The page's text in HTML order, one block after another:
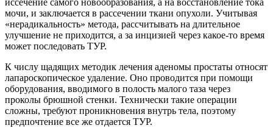
иссечение самого новообразования, а на восстановление тока
мочи, и заключается в рассечении ткани опухоли. Учитывая
«нерадикальность» метода, рассчитывать на длительное
улучшение не приходится, а за инцизией через какое-то время
может последовать ТУР.
К числу щадящих методик лечения аденомы простаты относят
лапароскопическое удаление. Оно проводится при помощи
оборудования, вводимого в полость малого таза через
проколы брюшной стенки. Технически такие операции
сложны, требуют проникновения внутрь тела, поэтому
предпочтение все же отдается ТУР.